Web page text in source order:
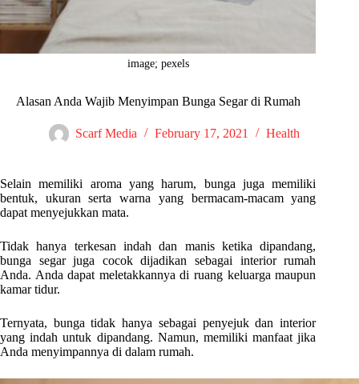
image; pexels
Alasan Anda Wajib Menyimpan Bunga Segar di Rumah
Scarf Media February 17, 2021 Health
Selain memiliki aroma yang harum, bunga juga memiliki
bentuk, ukuran serta warna yang bermacam-macam yang
dapat menyejukkan mata.
Tidak hanya terkesan indah dan manis ketika dipandang,
bunga segar juga cocok dijadikan sebagai interior rumah
Anda. Anda dapat meletakkannya di ruang keluarga maupun
kamar tidur.
Ternyata, bunga tidak hanya sebagai penyejuk dan interior
yang indah untuk dipandang. Namun, memiliki manfaat jika
Anda menyimpannya di dalam rumah.